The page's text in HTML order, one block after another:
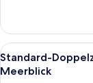
anzeigen
Suite,
1 King-
Bett
und
Alle
Fotos
5
Standard-
Meerblick